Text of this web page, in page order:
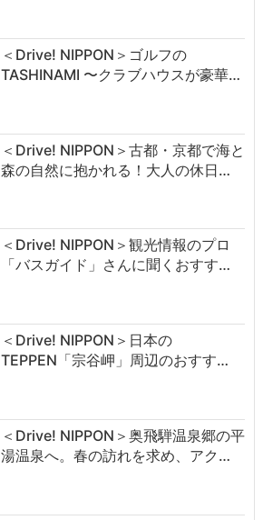
＜Drive! NIPPON＞ゴルフの
TASHINAMI 〜クラブハウスが豪華…
＜Drive! NIPPON＞古都・京都で海と
森の自然に抱かれる！大人の休日…
＜Drive! NIPPON＞観光情報のプロ
「バスガイド」さんに聞くおすす…
＜Drive! NIPPON＞日本の
TEPPEN「宗谷岬」周辺のおすす…
＜Drive! NIPPON＞奥飛騨温泉郷の平
湯温泉へ。春の訪れを求め、アク…